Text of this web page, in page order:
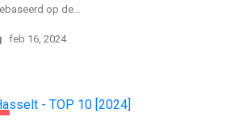
op de…
feb 16, 2024